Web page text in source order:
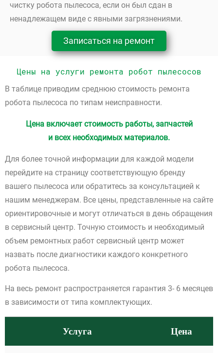
чистку робота пылесоса, если он был сдан в
ненадлежащем виде с явными загрязнениями.
Записаться на ремонт
Цены на услуги ремонта робот пылесосов
В таблице приводим среднюю стоимость ремонта
робота пылесоса по типам неисправности.
Цена включает стоимость работы, запчастей
и всех необходимых материалов.
Для более точной информации для каждой модели
перейдите на страницу соответствующую бренду
вашего пылесоса или обратитесь за консультацией к
нашим менеджерам. Все цены, представленные на сайте
ориентировочные и могут отличаться в день обращения
в сервисный центр. Точную стоимость и необходимый
объем ремонтных работ сервисный центр может
назвать после диагностики каждого конкретного
робота пылесоса.
На весь ремонт распространяется гарантия 3- 6 месяцев
в зависимости от типа комплектующих.
Услуга Цена